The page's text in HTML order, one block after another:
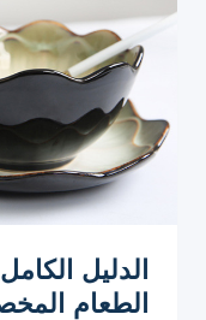
الدليل
الطعام